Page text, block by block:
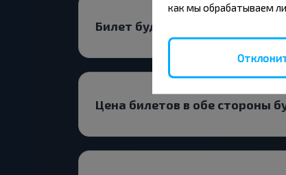
Билет будет выгоднее на
Цена билетов в обе стороны
как мы обрабатываем